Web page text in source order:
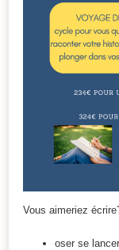
Vous aimeriez
oser se